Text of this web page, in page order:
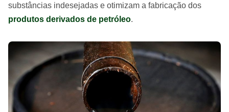
substâncias indesejadas e otimizam a fabricação dos
produtos derivados de petróleo.